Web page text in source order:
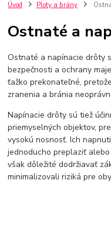
Úvod Ploty a brány
Ostnaté a
Ostnaté a napínacie drôty
bezpečnosti a ochrany
ťažko prekonateľné,
zranenia a bránia
Napínacie drôty sú tiež
priemyselných objektov,
vysokú nosnosť. Ich
jednoducho preplaziť
však dôležité dodržiavať
minimalizovali riziká pre